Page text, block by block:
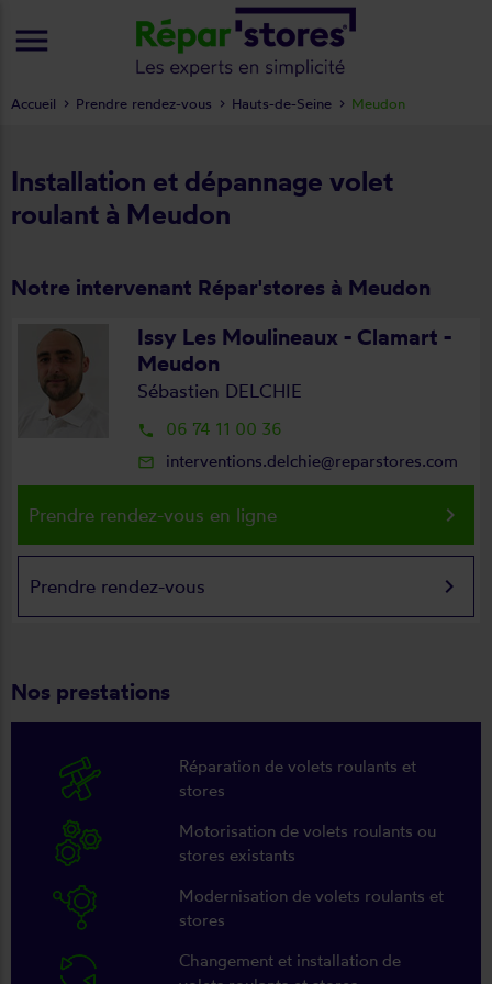
Installation et dépannage volet
roulant à Meudon
Notre intervenant Répar'stores à Meudon
Issy Les Moulineaux - Clamart -
Meudon
Sébastien DELCHIE
local_phone 06 74 11 00 36
mail_outline interventions.delchie@reparstores.com
Prendre rendez-vous en ligne keyboard_arrow_right
Prendre rendez-vous keyboard_arrow_right
Nos prestations
Réparation de volets roulants et
stores
Motorisation de volets roulants ou
stores existants
Modernisation de volets roulants et
stores
Changement et installation de
Accueil Prendre rendez-vous Hauts-de-Seine Meudon
menu